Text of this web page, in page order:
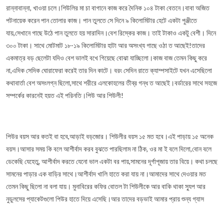
রান্নাবান্না, খাওয়া চলে।শিউলির মা চা বাগানে কাজ করে দৈনিক ১০৪ টাকা বেতনে।বাবা অজিত
পটনায়েক করেন পান তোলার কাজ। পান তুলতে সে দিনে ৯ কিলোমিটার হেটে একটা পুঞ্জীতে
যায়,সেখানে গাছে উঠে পান তুলতে হয় সারাদিন।বেশ রিস্কের কাজ। তাই টাকাও একটু বেশী। দিনে
৩০০ টাকা। সাথে মোটমাট ১৮-১৯ কিলোমিটার হাটা আর অসংখ্য গাছে ওঠা ত আছেই!তাদের
একমাত্র বড় ছেলেটা যদিও বেশ ভালই বখে গিয়েছে বোঝা যাচ্ছিলো।কাজ বাজ তেমন কিছু করে
না,এদিক সেদিক ঘোরাফেরা করেই তার দিন কাটে। বরং সেদিন রাতে ক্যাম্পসাইটে যখন এসেছিলো
কথাবার্তা বেশ অসংলগ্ন ছিলো,সাথে শরীরে এলকোহলের তীব্র গন্ধ ত আছেই।বর্ডারের সাথে সহজে
সম্পর্কের কারনেই হয়ত এই পরিনতি।পিউ আর শিউলী!
পিউর বয়স আর কতই বা হবে,আড়াই বড়জোর। শিউলীর বয়স ১৫ মত হবে।এই পাড়ায় ১৫ অনেক
বয়স।আসার সময় কি বলে আশীর্বাদ করব বুঝতে পারছিলাম না ঠিক, ওর মা ই বলে দিলো,বোন বলে
ডেকেছি যেহেতু, আশীর্বাদ করতে যেনো ভাল একটা বর পায়,সামনের দূর্গাপূজায় তার বিয়ে। কথা চলছে
সামনের পাড়ার এক বাড়ির সাথে।আশীর্বাদ খালি হাতে করা যায় না।আমাদের সাথে দেওয়ার মত
তেমন কিছু ছিলো না বলা যায়। মুনাবিরের কফির বোতল টা শিউলীকে আর বাকি থাকা স্যুপ আর
নুডুলসের প্যাকেটগুলো পিউর হাতে দিয়ে এসেছি।আর তাদের বড়ভাই আমার প্রায় শুন্য গ্যাস